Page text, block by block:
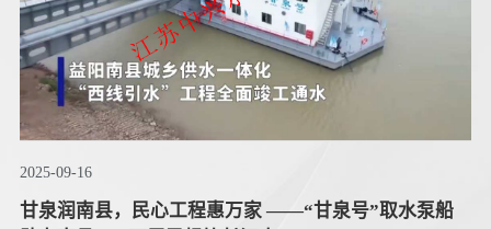
2025-09-16
甘泉润南县，民心工程惠万家 ——“甘泉号”取水泵船